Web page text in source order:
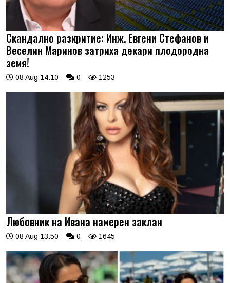
Скандално разкритие: Инж. Евгени Стефанов и
Веселин Маринов затриха декари плодородна
земя!
08 Aug 14:10 0 1253
Любовник на Ивана намерен заклан
08 Aug 13:50 0 1645